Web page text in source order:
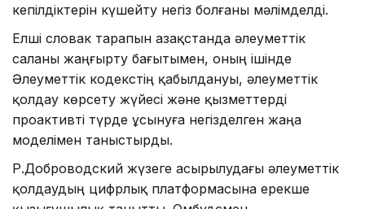
кепілдіктерін күшейту негіз болғаны мәлімделді.
Елші словак тарапын Қазақстанда әлеуметтік
саланы жаңғырту бағытымен, оның ішінде
Әлеуметтік кодекстің қабылдануы, әлеуметтік
қолдау көрсету жүйесі және қызметтерді
проактивті түрде ұсынуға негізделген жаңа
моделімен таныстырды.
Р.Доброводский жүзеге асырылудағы әлеуметтік
қолдаудың цифрлық платформасына ерекше